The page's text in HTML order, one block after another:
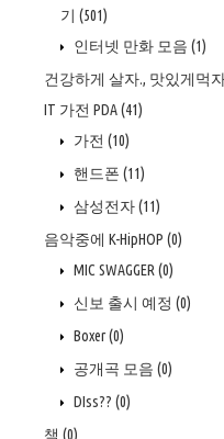
기 (501)
인터넷 만화 모음 (1)
건강하게 살자., 맛있게먹
IT 가전 PDA(41)
가전 (10)
핸드폰 (11)
삼성전자(11)
음악중에 K-HipHOP (0)
MIC SWAGGER (0)
신보 출시 예정 (0)
Boxer(0)
공개곡 모음 (0)
DIss?? (0)
책 (0)